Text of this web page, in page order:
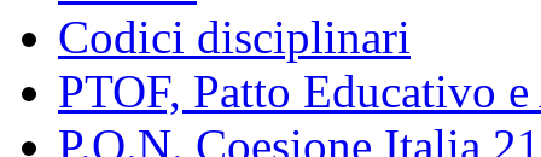
Codici disciplinari
PTOF, Patto Educativo
P.O.N. Coesione Italia